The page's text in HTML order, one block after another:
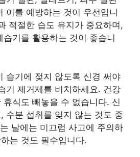
이를 예방하는 것이 우선입니
적절한 습도 유지가 중요하며,
기를 활용하는 것이 좋습니
습기에 젖지 않도록 신경 써야
기 제거제를 비치하세요. 건강
휴식도 빼놓을 수 없습니다. 신
수분 섭취를 잊지 않는 것도 중
날에는 미끄럼 사고에 주의하
는 것도 필수입니다.